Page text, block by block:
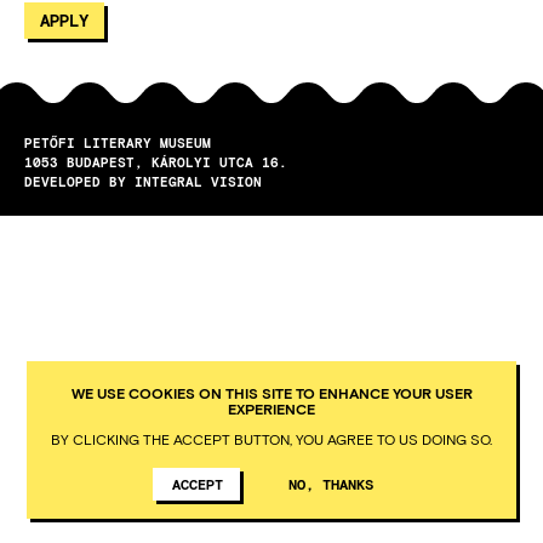
PETŐFI LITERARY MUSEUM
1053
BUDAPEST
KÁROLYI UTCA 16.
DEVELOPED BY INTEGRAL VISION
WE USE COOKIES ON THIS SITE TO ENHANCE YOUR USER
EXPERIENCE
BY CLICKING THE ACCEPT BUTTON, YOU AGREE TO US DOING SO.
ACCEPT NO, THANKS